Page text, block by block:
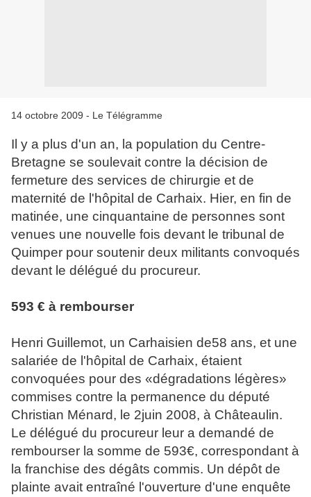
14 octobre 2009 - Le Télégramme
I l y a plus d'un an, la population du Centre-
Bretagne se soulevait contre la décision de
fermeture des services de chirurgie et de
maternité de l'hôpital de Carhaix. Hier, en fin de
matinée, une cinquantaine de personnes sont
venues une nouvelle fois devant le tribunal de
Quimper pour soutenir deux militants convoqués
devant le délégué du procureur.
593 € à rembourser
Henri Guillemot, un Carhaisien de58 ans, et une
salariée de l'hôpital de Carhaix, étaient
convoquées pour des «dégradations légères»
commises contre la permanence du député
Christian Ménard, le 2juin 2008, à Châteaulin.
Le délégué du procureur leur a demandé de
rembourser la somme de 593€, correspondant à
la franchise des dégâts commis. Un dépôt de
plainte avait entraîné l'ouverture d'une enquête